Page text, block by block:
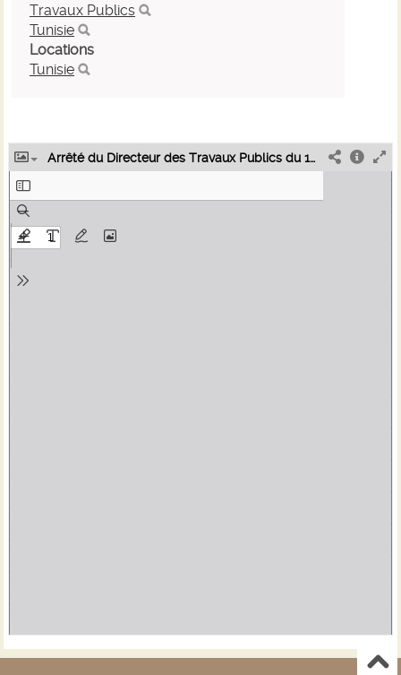
Travaux Publics
Tunisie
Locations
Tunisie
Arrêté du Directeur des Travaux Publics du 18 avril 1955